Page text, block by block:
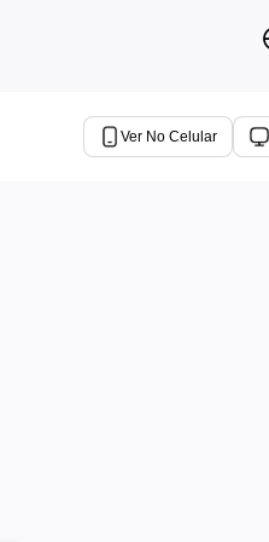
Ver No Celular